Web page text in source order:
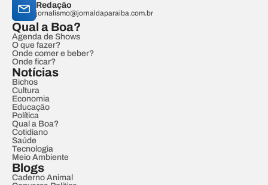
Redação
jornalismo@jornaldaparaiba.com.br
Qual a Boa?
Agenda de Shows
O que fazer?
Onde comer e beber?
Onde ficar?
Notícias
Bichos
Cultura
Economia
Educação
Política
Qual a Boa?
Cotidiano
Saúde
Tecnologia
Meio Ambiente
Blogs
Caderno Animal